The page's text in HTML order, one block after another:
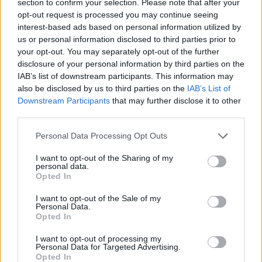
section to confirm your selection. Please note that after your
opt-out request is processed you may continue seeing
interest-based ads based on personal information utilized by
us or personal information disclosed to third parties prior to
your opt-out. You may separately opt-out of the further
disclosure of your personal information by third parties on the
IAB’s list of downstream participants. This information may
also be disclosed by us to third parties on the IAB’s List of
Downstream Participants that may further disclose it to other
Personal Data Processing Opt Outs
I want to opt-out of the Sharing of my
personal data.
Opted In
I want to opt-out of the Sale of my
Personal Data.
Opted In
I want to opt-out of processing my
Personal Data for Targeted Advertising.
Opted In
σημαντικά για εσάς
Λευκό
Το λευκό σχετίζεται συχνά με την αγνότητα.
Στους δυτικούς πολιτισμούς, το λευκό είναι για
γάμους και νοσοκομεία, που συχνά σημαίνει
καθαρότητα, καθαριότητα και τάξη. Οι εταιρείες
συχνά προσθέτουν μια λευκή πινελιά ή θα
χρησιμοποιήσουν το λευκό ως βασικό χρώμα
για να αντισταθμίσουν άλλα πιο έντονα
χρώματα (όπως το κόκκινο).
Ο χαρακτήρας κάποιου που του αρέσει το λευκό:
Πράος
Ειρηνικός
Ίσως λίγο αφελής